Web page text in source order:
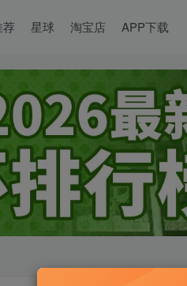
荐 星球 淘宝店 APP下载